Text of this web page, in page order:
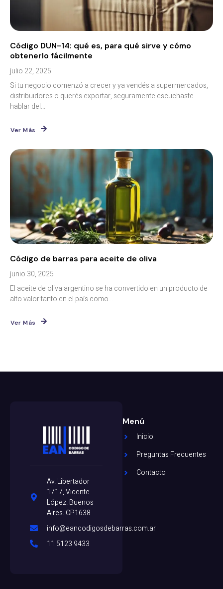
Código DUN-14: qué es, para qué sirve y cómo
obtenerlo fácilmente
julio 22, 2025
Si tu negocio comenzó a crecer y ya vendés a supermercados,
distribuidores o querés exportar, seguramente escuchaste
hablar del...
Ver Más
Código de barras para aceite de oliva
junio 30, 2025
El aceite de oliva argentino se ha convertido en un producto de
alto valor tanto en el país como...
Ver Más
Av. Libertador
1717, Vicente
López. Buenos
Aires. CP1638
info@eancodigosdebarras.com.ar
11 5123 9433
Menú
Inicio
Preguntas Frecuentes
Contacto